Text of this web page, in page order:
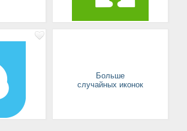
Больше
случайных иконок